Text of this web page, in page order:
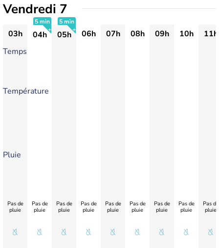
Vendredi 7
03h
5 min
04h
5 min
05h 06h 07h 08h 09h 10h
11h
Temps
Température
Pluie
Pas de
pluie
Pas de
pluie
Pas de
pluie
Pas de
pluie
Pas de
pluie
Pas de
pluie
Pas de
pluie
Pas de
pluie
Pas de
pluie